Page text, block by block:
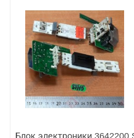
Блок электроники 3642200